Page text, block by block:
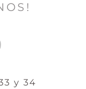
y 34